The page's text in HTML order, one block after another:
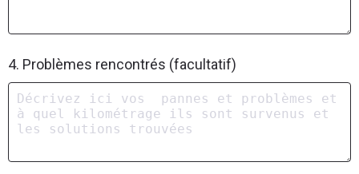
4. Problèmes rencontrés (facultatif)